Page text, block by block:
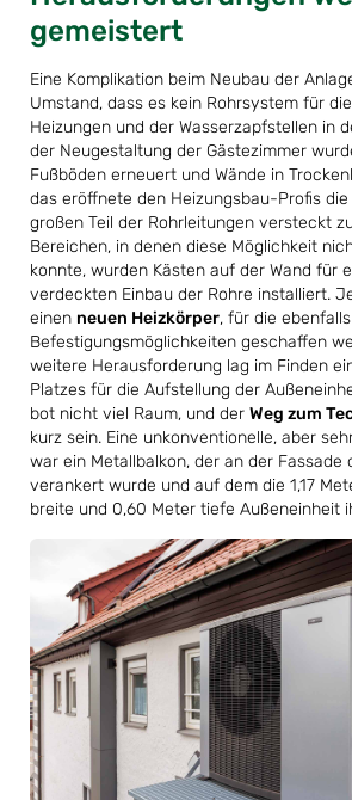
gemeistert
Eine Komplikation beim Neubau der
Umstand, dass es kein Rohrsystem für
Heizungen und der Wasserzapfstellen in
der Neugestaltung der Gästezimmer
Fußböden erneuert und Wände in
das eröffnete den Heizungsbau-Profis
großen Teil der Rohrleitungen versteckt
Bereichen, in denen diese Möglichkeit
konnte, wurden Kästen auf der Wand für
verdeckten Einbau der Rohre installiert.
einen neuen Heizkörper, für die ebenfalls
Befestigungsmöglichkeiten geschaffen
weitere Herausforderung lag im Finden
Platzes für die Aufstellung der
bot nicht viel Raum, und der Weg zum
kurz sein. Eine unkonventionelle, aber
war ein Metallbalkon, der an der Fassade
verankert wurde und auf dem die 1,17
breite und 0,60 Meter tiefe Außeneinheit